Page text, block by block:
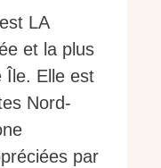
LA
et la plus
Île. Elle est
Nord-
par